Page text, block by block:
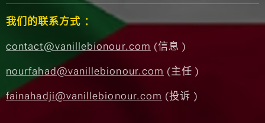
我们的联系方式 ：
contact@vanillebionour.com (信息 )
nourfahad@vanillebionour.com (主任 )
fainahadji@vanillebionour.com (投诉 )